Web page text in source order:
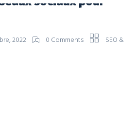
2022 0 Comments
SEO &